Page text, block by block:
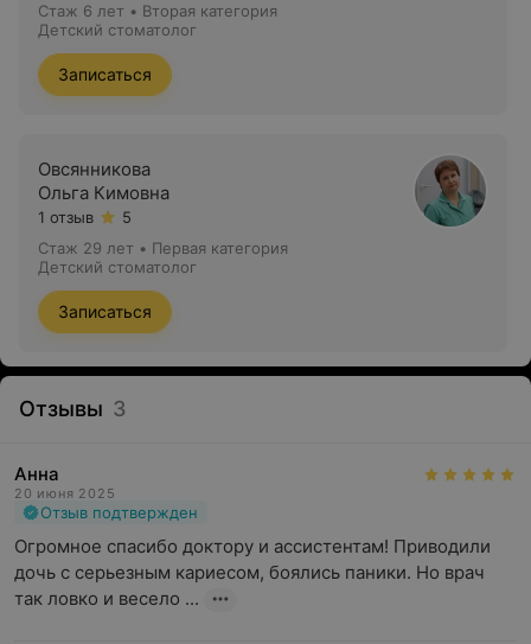
Стаж 6 лет • Вторая категория
Детский стоматолог
Записаться
Овсянникова
Ольга Кимовна
1 отзыв
5
Стаж 29 лет • Первая категория
Детский стоматолог
Записаться
Отзывы 3
Анна
20 июня 2025
Отзыв подтвержден
Огромное спасибо доктору и ассистентам! Приводили
дочь с серьезным кариесом, боялись паники. Но врач
так ловко и весело ...